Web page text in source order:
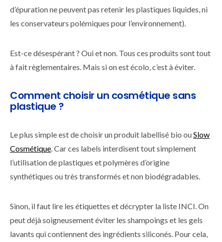
d’épuration ne peuvent pas retenir les plastiques liquides, ni
les conservateurs polémiques pour l’environnement).
Est-ce désespérant ? Oui et non. Tous ces produits sont tout
à fait règlementaires. Mais si on est écolo, c’est à éviter.
Comment choisir un cosmétique sans
plastique ?
Le plus simple est de choisir un produit labellisé bio ouSlow
Cosmétique . Car ces labels interdisent tout simplement
l’utilisation de plastiques et polymères d’origine
synthétiques ou très transformés et non biodégradables.
Sinon, il faut lire les étiquettes et décrypter la liste INCI. On
peut déjà soigneusement éviter les shampoings et les gels
lavants qui contiennent des ingrédients siliconés. Pour cela,